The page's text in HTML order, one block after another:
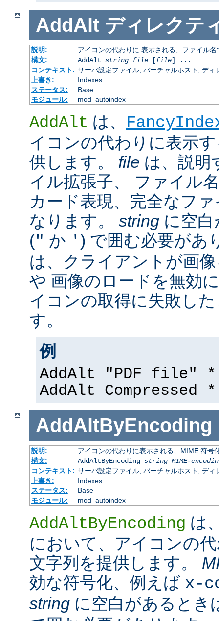
AddAlt ディレクテ
説明:
アイコンの代わりに 表示される、ファイル
構文:
AddAlt string file[file] ...
コンテキスト: サーバ設定ファイル, バーチャルホスト, ディ
上書き:
Indexes
ステータス:
Base
モジュール:
mod_autoindex
AddAlt は、
イコンの代わりに表示
供します。 file は、説明
イル拡張子、 ファイル
カード表現、完全なフ
なります。 string に空
(" か ' ) で囲む必要があ
は、クライアントが画
や 画像のロードを無効
イコンの取得に失敗し
す。
例
AddAlt "PDF file"
AddAlt
AddAltByEncoding
説明:
アイコンの代わりに表示される、MIME 符号
構文:
AddAltByEncoding string MIME-
コンテキスト: サーバ設定ファイル, バーチャルホスト, ディ
上書き:
Indexes
ステータス:
Base
モジュール:
mod_autoindex
AddAltByEncoding は
において、アイコンの
文字列を提供します。
効な符号化、例えば x-
string に空白があるとき